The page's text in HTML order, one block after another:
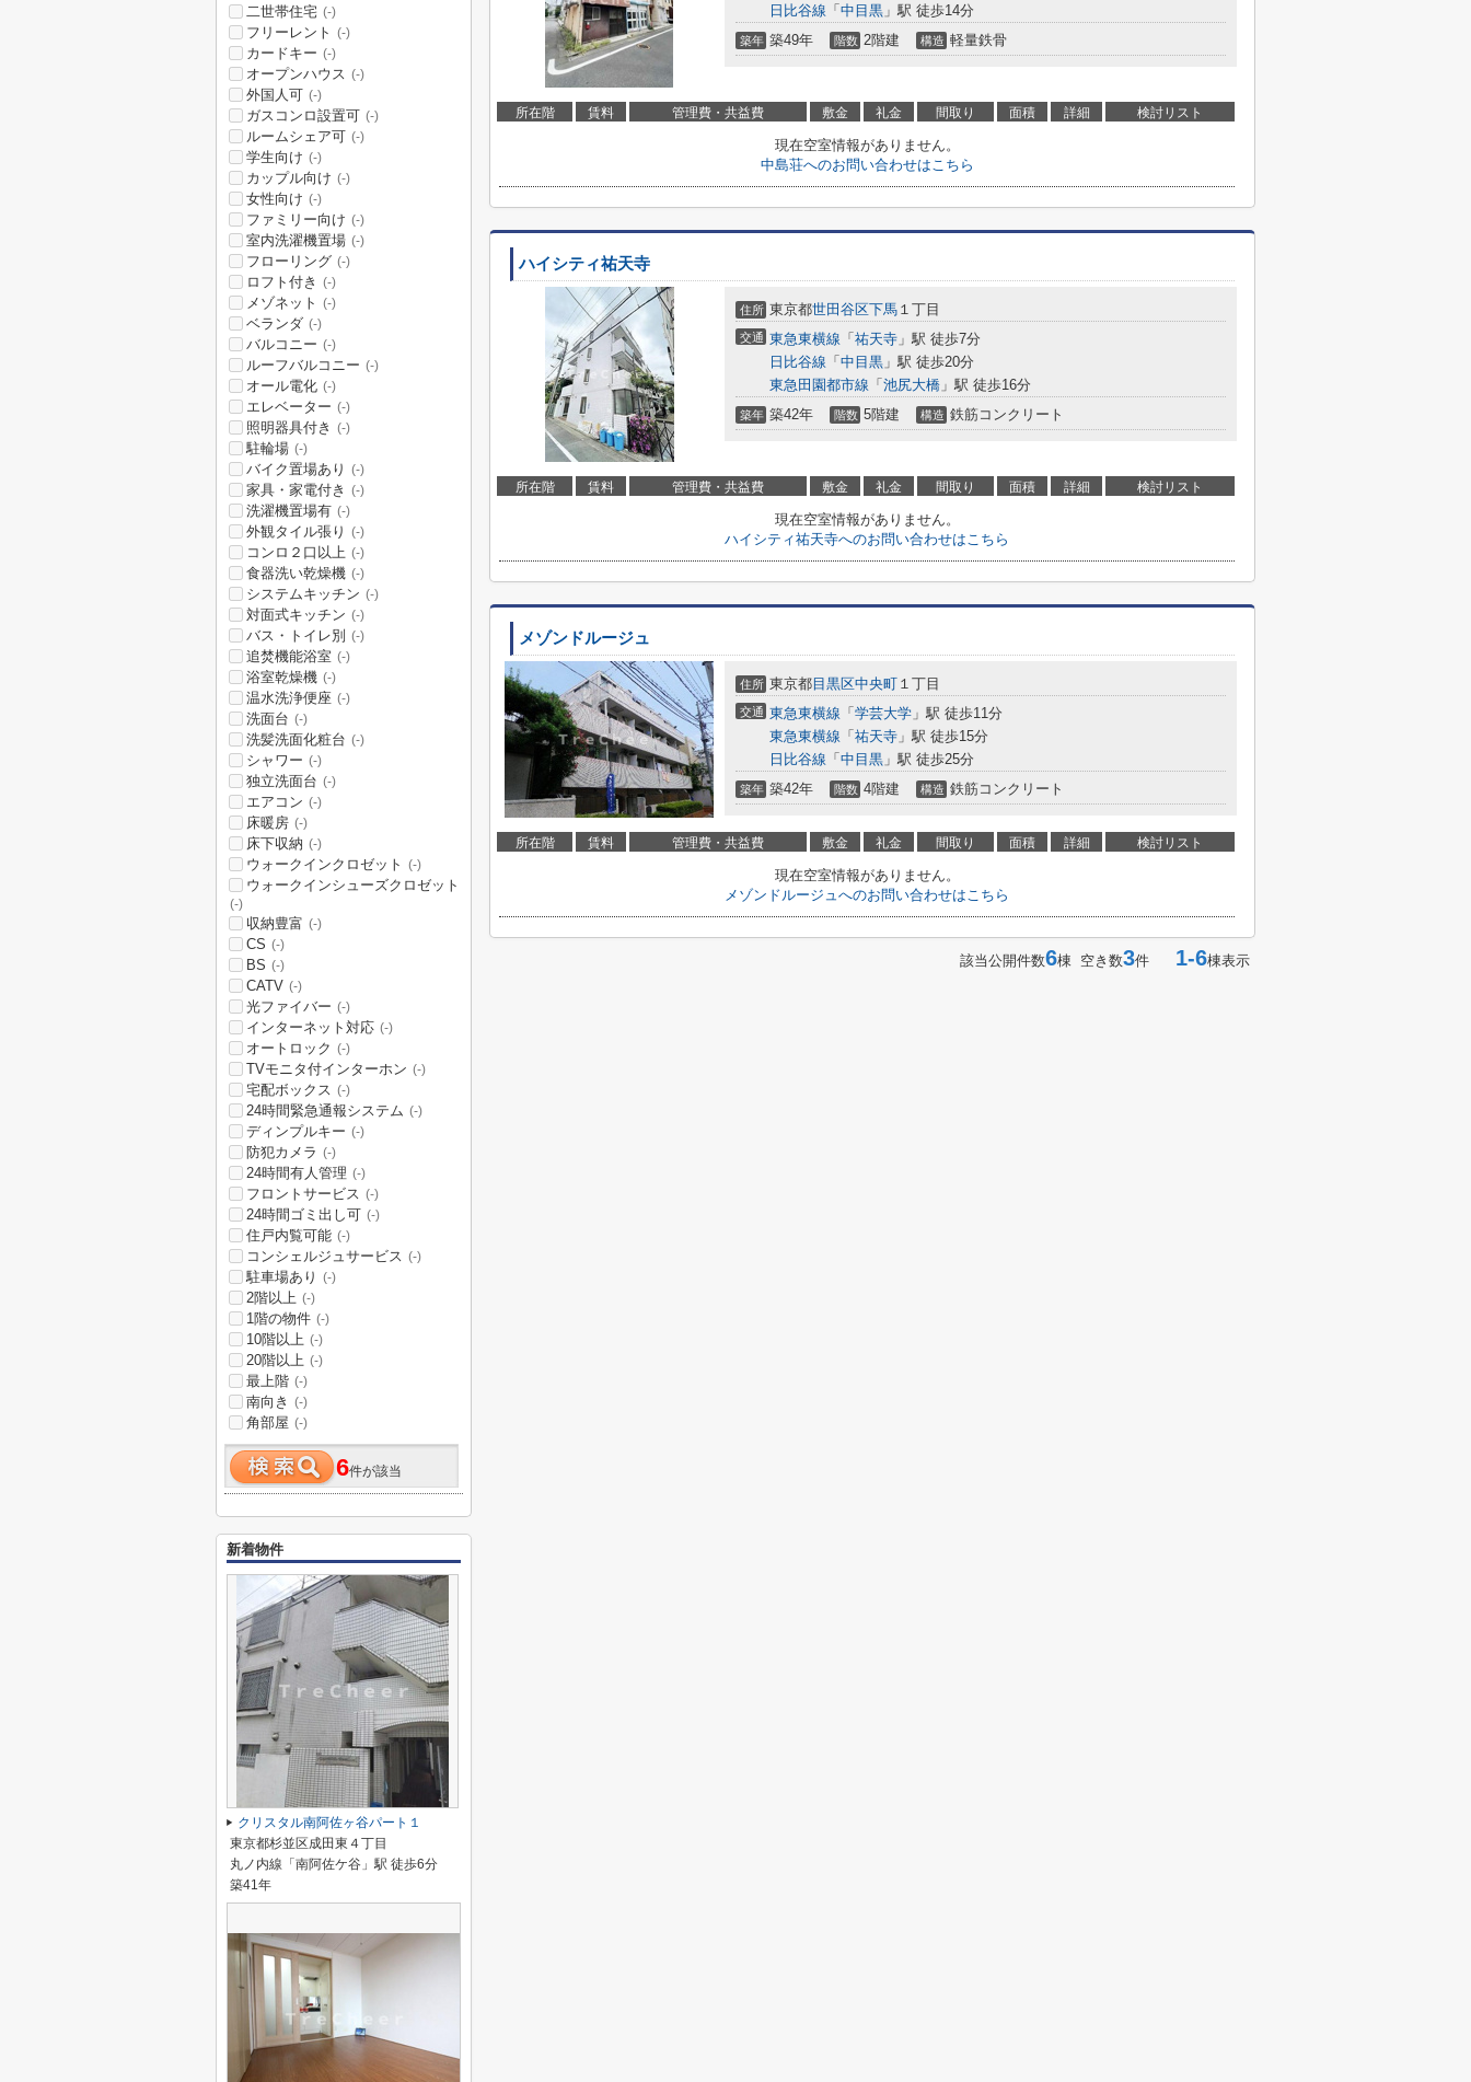
日比谷線 「 中目黒 」駅 徒歩14分
築年 築49年 階数 2階建 構造 軽量鉄骨
所在階 賃料 管理費・共益費 敷金 礼金 間取り 面積 詳細 検討リスト
現在空室情報がありません。
中島荘へのお問い合わせはこちら
ハイシティ祐天寺
住所 東京都世田谷区下馬 １丁目
交通 東急東横線 「 祐天寺 」駅 徒歩7分
日比谷線 「 中目黒 」駅 徒歩20分
東急田園都市線 「 池尻大橋 」駅 徒歩16分
築年 築42年 階数 5階建 構造 鉄筋コンクリート
所在階 賃料 管理費・共益費 敷金 礼金 間取り 面積 詳細 検討リスト
現在空室情報がありません。
ハイシティ祐天寺へのお問い合わせはこちら
メゾンドルージュ
住所 東京都目黒区中央町 １丁目
交通 東急東横線 「 学芸大学 」駅 徒歩11分
東急東横線 「 祐天寺 」駅 徒歩15分
日比谷線 「 中目黒 」駅 徒歩25分
築年 築42年 階数 4階建 構造 鉄筋コンクリート
所在階 賃料 管理費・共益費 敷金 礼金 間取り 面積 詳細 検討リスト
現在空室情報がありません。
メゾンドルージュへのお問い合わせはこちら
該当公開件数6棟 空き数3件 1-6棟表示
二世帯住宅 (-)
フリーレント (-)
カードキー (-)
オープンハウス (-)
外国人可 (-)
ガスコンロ設置可 (-)
ルームシェア可 (-)
学生向け (-)
カップル向け (-)
女性向け (-)
ファミリー向け (-)
室内洗濯機置場 (-)
フローリング (-)
ロフト付き (-)
メゾネット (-)
ベランダ (-)
バルコニー (-)
ルーフバルコニー (-)
オール電化 (-)
エレベーター (-)
照明器具付き (-)
駐輪場 (-)
バイク置場あり (-)
家具・家電付き (-)
洗濯機置場有 (-)
外観タイル張り (-)
コンロ２口以上 (-)
食器洗い乾燥機 (-)
システムキッチン (-)
対面式キッチン (-)
バス・トイレ別 (-)
追焚機能浴室 (-)
浴室乾燥機 (-)
温水洗浄便座 (-)
洗面台 (-)
洗髪洗面化粧台 (-)
シャワー (-)
独立洗面台 (-)
エアコン (-)
床暖房 (-)
床下収納 (-)
ウォークインクロゼット (-)
ウォークインシューズクロゼット
(-)
収納豊富 (-)
CS (-)
BS (-)
CATV (-)
光ファイバー (-)
インターネット対応 (-)
オートロック (-)
TVモニタ付インターホン (-)
宅配ボックス (-)
24時間緊急通報システム (-)
ディンプルキー (-)
防犯カメラ (-)
24時間有人管理 (-)
フロントサービス (-)
24時間ゴミ出し可 (-)
住戸内覧可能 (-)
コンシェルジュサービス (-)
駐車場あり (-)
2階以上 (-)
1階の物件 (-)
10階以上 (-)
20階以上 (-)
最上階 (-)
南向き (-)
角部屋 (-)
6件が該当
新着物件
クリスタル南阿佐ヶ谷パート１
東京都杉並区成田東４丁目
丸ノ内線「南阿佐ケ谷」駅 徒歩6分
築41年